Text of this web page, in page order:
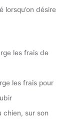
lorsqu’on désire
les frais de
les frais pour
chien, sur son